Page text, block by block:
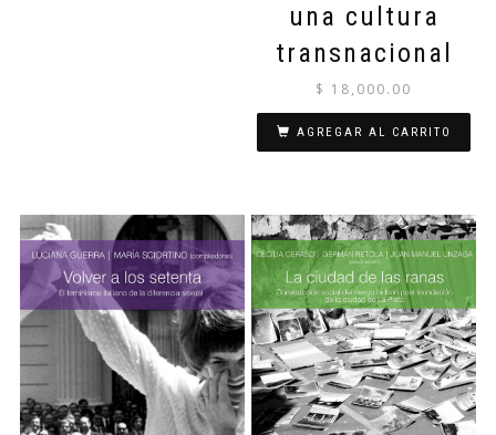
una cultura
transnacional
$ 18,000.00
AGREGAR AL CARRITO